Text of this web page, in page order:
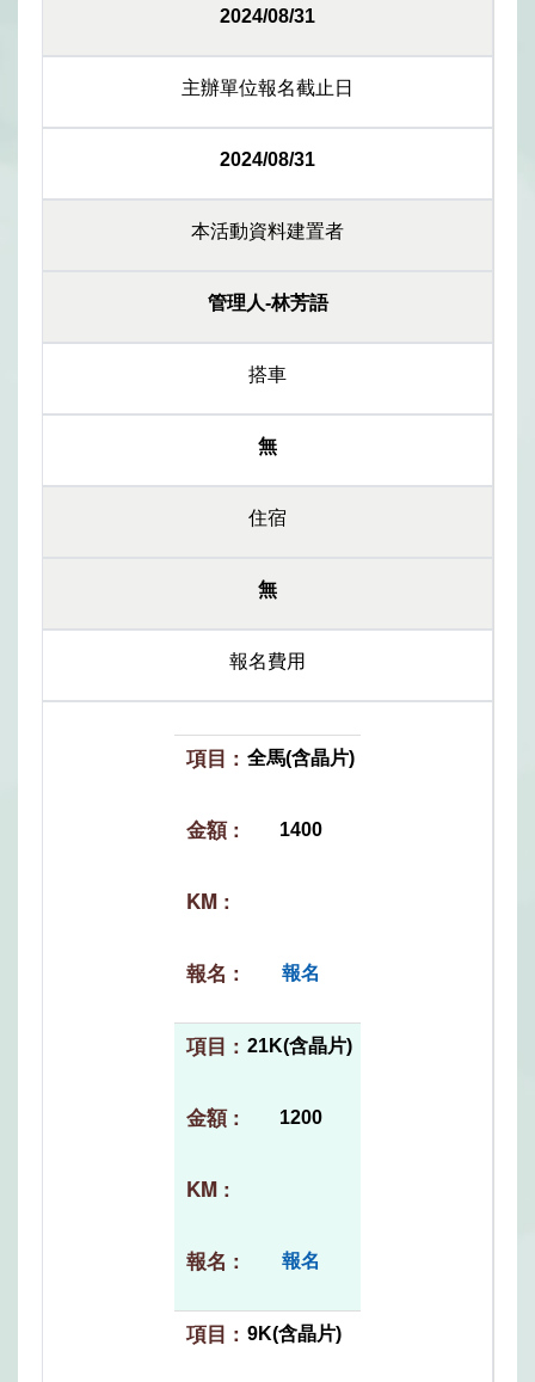
2024/08/31
主辦單位報名截止日
2024/08/31
本活動資料建置者
管理人-林芳語
搭車
無
住宿
無
報名費用
全馬(含晶片)
1400
報名
21K(含晶片)
1200
報名
9K(含晶片)